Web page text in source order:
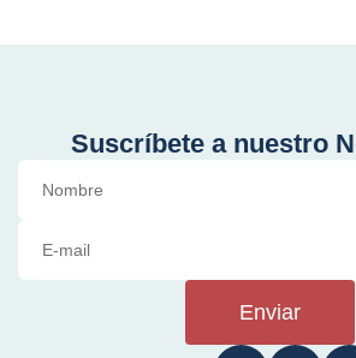
Suscríbete a nuestro
Enviar